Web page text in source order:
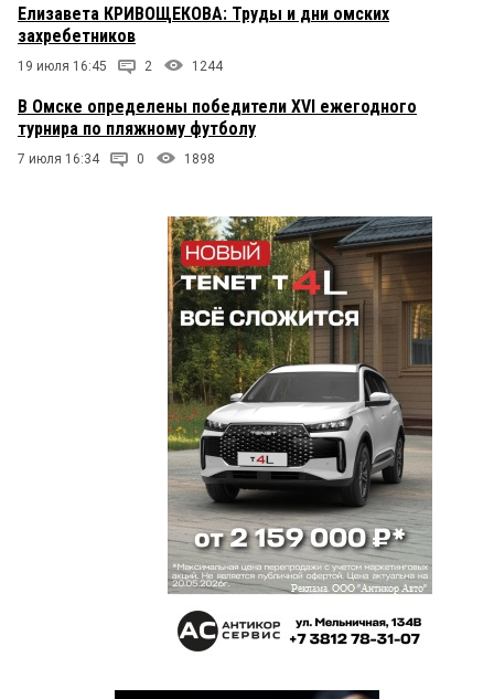
Елизавета КРИВОЩЕКОВА: Труды и дни омских
захребетников
19 июля 16:45 2 1244
В Омске определены победители XVI ежегодного
турнира по пляжному футболу
7 июля 16:34 0 1898